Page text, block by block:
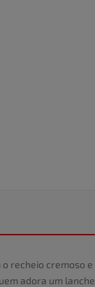
recheio cremoso e
adora um lanche